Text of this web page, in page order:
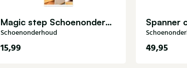
Magic step Schoenonderhoud
Schoenonderhoud
15,99 49,95